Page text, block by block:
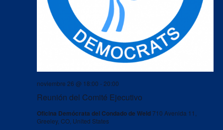
Reunión del Comité Ejecutivo
noviembre 26 @ 18:00 -20:00
Oficina Demócrata del Condado de Weld710 Avenida 11,
Greeley, CO, United States